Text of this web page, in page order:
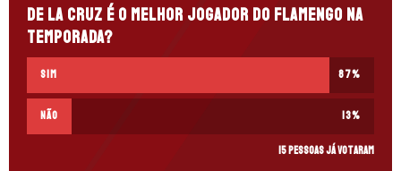
De la Cruz é o melhor jogador do Flamengo na
temporada?
Sim 87%
Não 13%
15 pessoas já votaram